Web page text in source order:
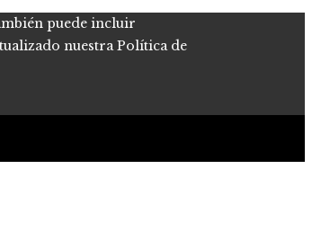
puede incluir
nuestra Política de